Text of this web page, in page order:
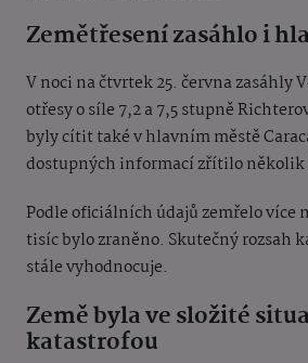
Zemětřesení zasáhlo i
V noci na čtvrtek 25. června zasáhly
otřesy o síle 7,2 a 7,5 stupně
byly cítit také v hlavním městě
dostupných informací zřítilo několik
Podle oficiálních údajů zemřelo více
tisíc bylo zraněno. Skutečný rozsah
stále vyhodnocuje.
Země byla ve složité
katastrofou